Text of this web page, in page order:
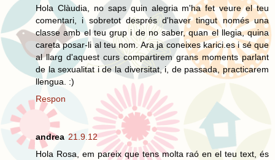
Hola Clàudia, no saps quin alegria m'ha fet veure el teu
comentari, i sobretot després d'haver tingut només una
classe amb el teu grup i de no saber, quan el llegia, quina
careta posar-li al teu nom. Ara ja coneixes karici.es i sé que
al llarg d'aquest curs compartirem grans moments parlant
de la sexualitat i de la diversitat, i, de passada, practicarem
llengua. :)
Respon
andrea 21.9.12
Hola Rosa, em pareix que tens molta raó en el teu text, és